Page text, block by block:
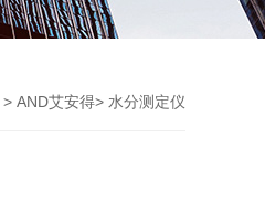
> AND艾安得> 水分测定仪